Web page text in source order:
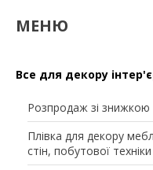
Все для декору
Розпродаж зі знижкою
Плівка для декору
стін, побутової техніки